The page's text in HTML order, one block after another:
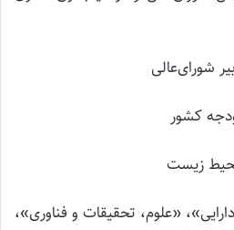
«علوم، تحقیقات و فناوری»،